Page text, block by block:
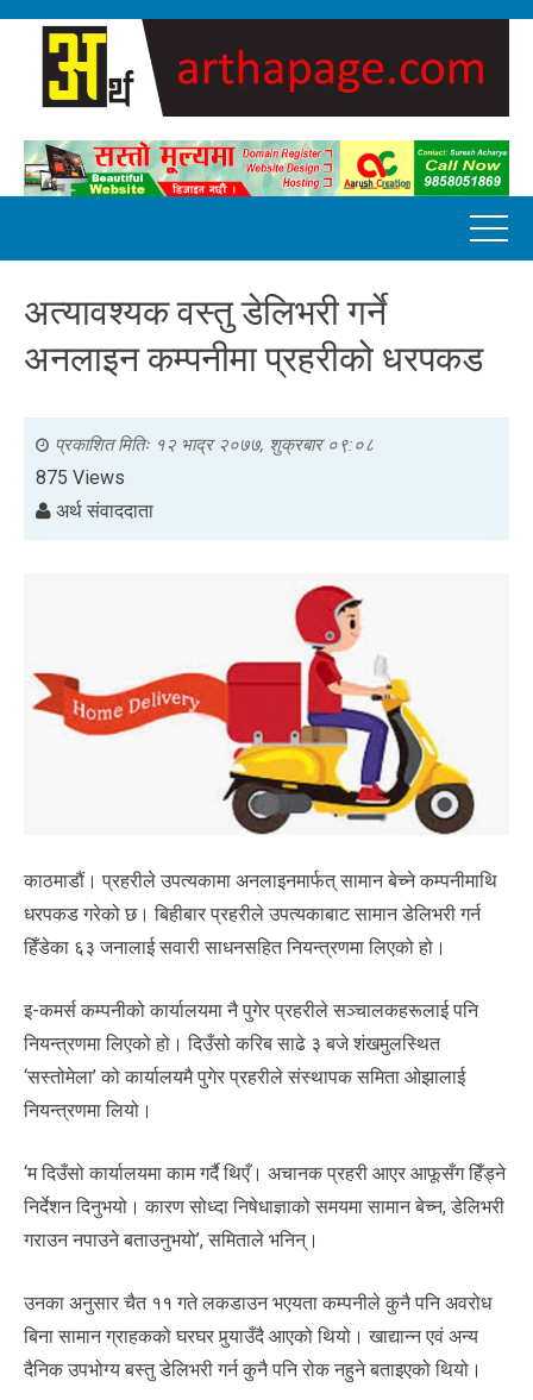
अत्यावश्यक वस्तु डेलिभरी गर्ने
अनलाइन कम्पनीमा प्रहरीको धरपकड
प्रकाशित मितिः १२ भाद्र २०७७, शुक्रबार ०९:०८
875 Views
अर्थ संवाददाता
काठमाडौं। प्रहरीले उपत्यकामा अनलाइनमार्फत् सामान बेच्ने कम्पनीमाथि
धरपकड गरेको छ। बिहीबार प्रहरीले उपत्यकाबाट सामान डेलिभरी गर्न
हिँडेका ६३ जनालाई सवारी साधनसहित नियन्त्रणमा लिएको हो।
इ-कमर्स कम्पनीको कार्यालयमा नै पुगेर प्रहरीले सञ्चालकहरूलाई पनि
नियन्त्रणमा लिएको हो। दिउँसो करिब साढे ३ बजे शंखमुलस्थित
‘सस्तोमेला’ को कार्यालयमै पुगेर प्रहरीले संस्थापक समिता ओझालाई
नियन्त्रणमा लियो।
‘म दिउँसो कार्यालयमा काम गर्दै थिएँ। अचानक प्रहरी आएर आफूसँग हिँड्ने
निर्देशन दिनुभयो। कारण सोध्दा निषेधाज्ञाको समयमा सामान बेच्न, डेलिभरी
गराउन नपाउने बताउनुभयो’, समिताले भनिन्।
उनका अनुसार चैत ११ गते लकडाउन भएयता कम्पनीले कुनै पनि अवरोध
बिना सामान ग्राहकको घरघर पुर्‍याउँदै आएको थियो। खाद्यान्न एवं अन्य
दैनिक उपभोग्य बस्तु डेलिभरी गर्न कुनै पनि रोक नहुने बताइएको थियो।